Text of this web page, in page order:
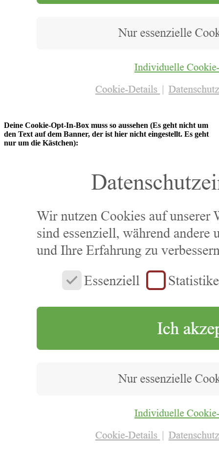
Deine Cookie-Opt-In-Box muss so aussehen (Es geht nicht um
den Text auf dem Banner, der ist hier nicht eingestellt. Es geht
nur um die Kästchen):